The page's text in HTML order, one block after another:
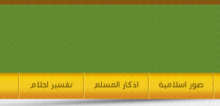
صور اسلامية اذكار المسلم تفسير احلام